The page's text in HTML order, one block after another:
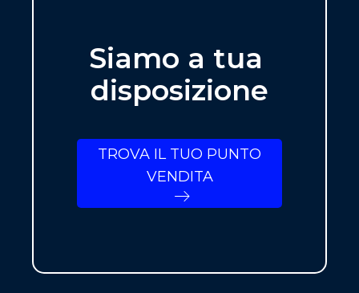
Siamo a tua
disposizione
TROVA IL TUO PUNTO
VENDITA